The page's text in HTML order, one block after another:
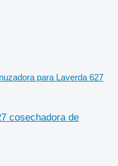
para Laverda 627
cosechadora de